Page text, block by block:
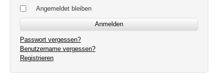
Angemeldet bleiben
Passwort vergessen?
Benutzername vergessen?
Registrieren